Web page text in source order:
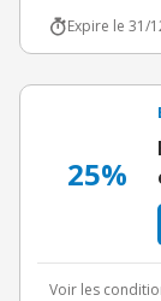
Expire le 31/
25%
Voir les